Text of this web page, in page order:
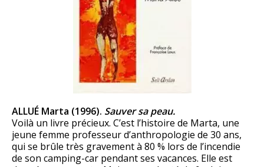
ALLUÉ Marta (1996). Sauver sa peau.
Voilà un livre précieux. C’est l’histoire de Marta, une
jeune femme professeur d’anthropologie de 30 ans,
qui se brûle très gravement à 80 % lors de l’incendie
de son camping-car pendant ses vacances. Elle est